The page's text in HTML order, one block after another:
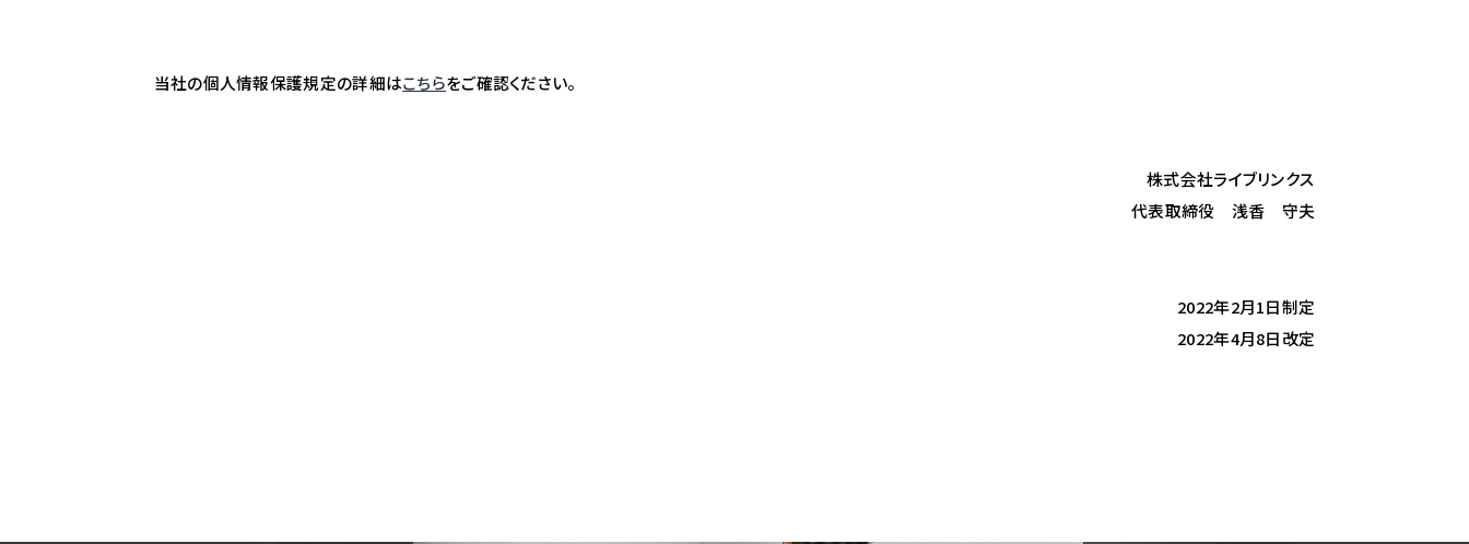
当社の個人情報保護規定の詳細はこちらをご確認ください。
株式会社ライブリンクス
代表取締役 浅香 守夫
2022年2月1日制定
2022年4月8日改定